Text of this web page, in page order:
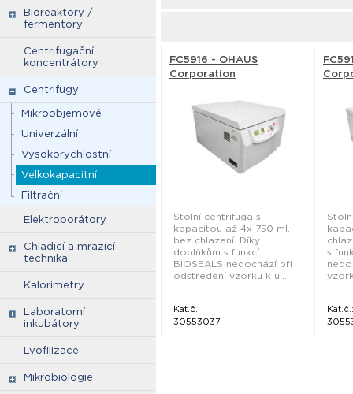
Bioreaktory /
fermentory
Centrifugační
koncentrátory
Centrifugy
Mikroobjemové
Univerzální
Vysokorychlostní
Velkokapacitní
Filtrační
Elektroporátory
Chladicí a mrazicí
technika
Kalorimetry
Laboratorní
inkubátory
Lyofilizace
Mikrobiologie
FC5916 - OHAUS
Corporation
Stolní centrifuga s
kapacitou až 4x 750 ml,
bez chlazení. Díky
doplňkům s funkcí
BIOSEALS nedochází při
odstředění vzorku k u...
Kat.č.:
30553037
s
Kat.č.: